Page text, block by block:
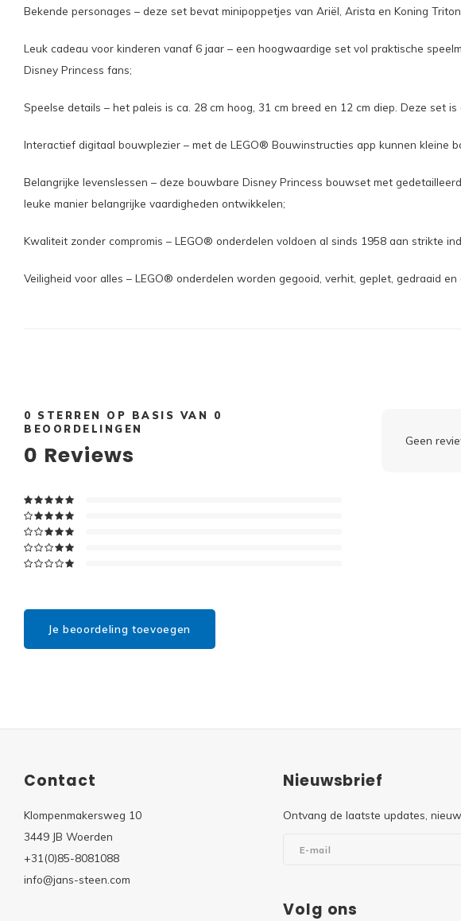
Bekende personages – deze set bevat minipoppetjes van Ariël, Arista en Koning
Leuk cadeau voor kinderen vanaf 6 jaar – een hoogwaardige set vol praktische
Disney Princess fans;
Speelse details – het paleis is ca. 28 cm hoog, 31 cm breed en 12 cm diep. Deze
Interactief digitaal bouwplezier – met de LEGO® Bouwinstructies app kunnen kleine
Belangrijke levenslessen – deze bouwbare Disney Princess bouwset met
leuke manier belangrijke vaardigheden ontwikkelen;
Kwaliteit zonder compromis – LEGO® onderdelen voldoen al sinds 1958 aan strikte
Veiligheid voor alles – LEGO® onderdelen worden gegooid, verhit, geplet, gedraaid
0 STERREN OP BASIS VAN 0
BEOORDELINGEN
0 Reviews
Je beoordeling toevoegen
Geen
Contact
Klompenmakersweg 10
3449 JB Woerden
+31(0)85-8081088
info@jans-steen.com
Nieuwsbrief
Ontvang de laatste updates,
Volg ons